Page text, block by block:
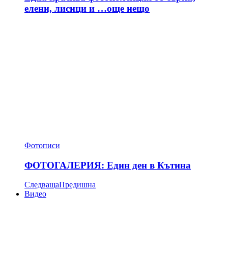
елени, лисици и …още нещо
Фотописи
ФОТОГАЛЕРИЯ: Един ден в Кътина
СледващаПредишна
Видео